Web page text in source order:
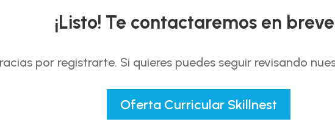
¡Listo! Te contactaremos en
por registrarte. Si quieres puedes seguir revisando
Oferta Curricular Skillnest